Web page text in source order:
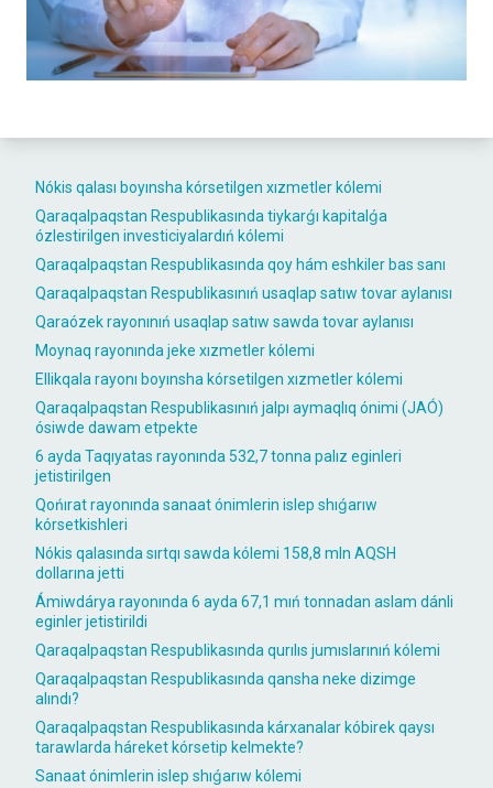
Nókis qalası boyınsha kórsetilgen xızmetler kólemi
Qaraqalpaqstan Respublikasında tiykarǵı kapitalǵa
ózlestirilgen investiciyalardıń kólemi
Qaraqalpaqstan Respublikasında qoy hám eshkiler bas sanı
Qaraqalpaqstan Respublikasınıń usaqlap satıw tovar aylanısı
Qaraózek rayonınıń usaqlap satıw sawda tovar aylanısı
Moynaq rayonında jeke xızmetler kólemi
Ellikqala rayonı boyınsha kórsetilgen xızmetler kólemi
Qaraqalpaqstan Respublikasınıń jalpı aymaqlıq ónimi (JAÓ)
ósiwde dawam etpekte
6 ayda Taqıyatas rayonında 532,7 tonna palız eginleri
jetistirilgen
Qońırat rayonında sanaat ónimlerin islep shıǵarıw
kórsetkishleri
Nókis qalasında sırtqı sawda kólemi 158,8 mln AQSH
dollarına jetti
Ámiwdárya rayonında 6 ayda 67,1 mıń tonnadan aslam dánli
eginler jetistirildi
Qaraqalpaqstan Respublikasında qurılıs jumıslarınıń kólemi
Qaraqalpaqstan Respublikasında qansha neke dizimge
alındı?
Qaraqalpaqstan Respublikasında kárxanalar kóbirek qaysı
tarawlarda háreket kórsetip kelmekte?
Sanaat ónimlerin islep shıǵarıw kólemi